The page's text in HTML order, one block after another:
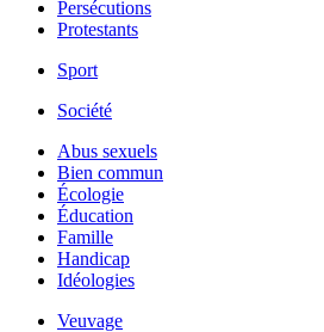
Persécutions
Protestants
Sport
Société
Abus sexuels
Bien commun
Écologie
Éducation
Famille
Handicap
Idéologies
Veuvage